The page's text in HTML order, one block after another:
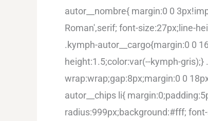
autor__nombre{ margin:0 0
Roman',serif; font-size:27px;line-
.kymph-autor__cargo{margin:0 0
height:1.5;color:var(--kymph-
wrap:wrap;gap:8px;margin:0 0
autor__chips li{
radius:999px;background:#fff;